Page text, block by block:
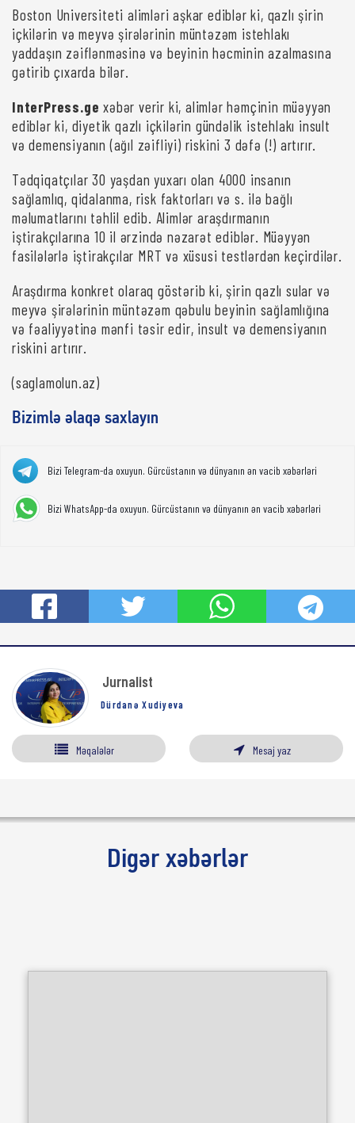
Boston Universiteti alimləri aşkar ediblər ki, qazlı şirin
içkilərin və meyvə şirələrinin müntəzəm istehlakı
yaddaşın zəiflənməsinə və beyinin həcminin azalmasına
gətirib çıxarda bilər.
InterPress.ge xəbər verir ki, alimlər həmçinin müəyyən
ediblər ki, diyetik qazlı içkilərin gündəlik istehlakı insult
və demensiyanın (ağıl zəifliyi) riskini 3 dəfə (!) artırır.
Tədqiqatçılar 30 yaşdan yuxarı olan 4000 insanın
sağlamlıq, qidalanma, risk faktorları və s. ilə bağlı
məlumatlarını təhlil edib. Alimlər araşdırmanın
iştirakçılarına 10 il ərzində nəzarət ediblər. Müəyyən
fasilələrlə iştirakçılar MRT və xüsusi testlərdən keçirdilər.
Araşdırma konkret olaraq göstərib ki, şirin qazlı sular və
meyvə şirələrinin müntəzəm qəbulu beyinin sağlamlığına
və fəaliyyətinə mənfi təsir edir, insult və demensiyanın
riskini artırır.
(saglamolun.az)
Bizimlə əlaqə saxlayın
Bizi Telegram-da oxuyun. Gürcüstanın və dünyanın ən vacib xəbərləri
Bizi WhatsApp-da oxuyun. Gürcüstanın və dünyanın ən vacib xəbərləri
Jurnalist
Dürdanə Xudiyeva
Məqalələr Mesaj yaz
Digər xəbərlər